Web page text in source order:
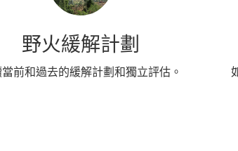
野火緩解計劃
前和過去的緩解計劃和獨立評估。